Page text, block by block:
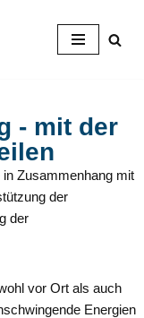
- mit der
Zusammenhang mit
der
der
vor Ort als auch
Energien